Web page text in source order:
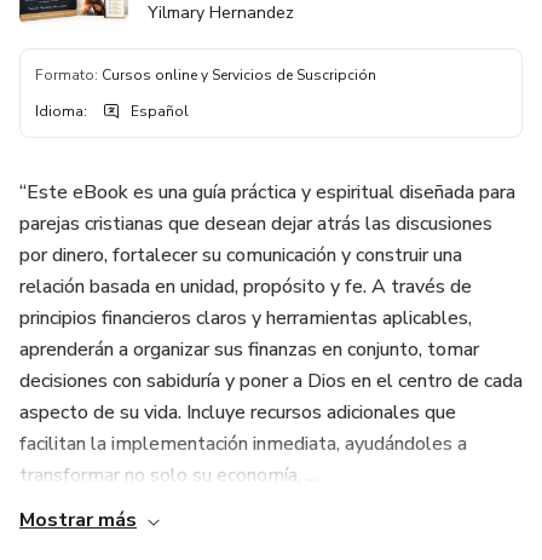
Yilmary Hernandez
Formato: Cursos online y Servicios de Suscripción
Idioma: Español
“Este eBook es una guía práctica y espiritual diseñada para
parejas cristianas que desean dejar atrás las discusiones
por dinero, fortalecer su comunicación y construir una
relación basada en unidad, propósito y fe. A través de
principios financieros claros y herramientas aplicables,
aprenderán a organizar sus finanzas en conjunto, tomar
decisiones con sabiduría y poner a Dios en el centro de cada
aspecto de su vida. Incluye recursos adicionales que
facilitan la implementación inmediata, ayudándoles a
transformar no solo su economía, ...
Mostrar más